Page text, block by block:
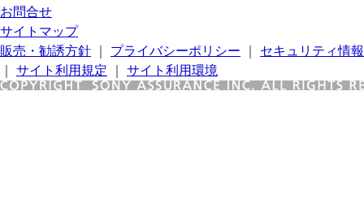
お問合せ
サイトマップ
販売・勧誘方針
プライバシーポリシー
セキュリティ情報
サイト利用規定 サイト利用環境